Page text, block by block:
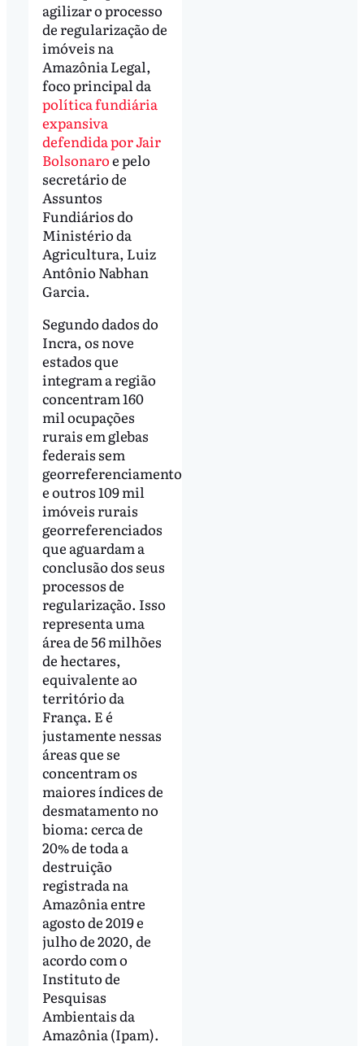
agilizar o processo
de regularização de
imóveis na
Amazônia Legal,
foco principal da
política fundiária
expansiva
defendida por Jair
Bolsonaroe pelo
secretário de
Assuntos
Fundiários do
Ministério da
Agricultura, Luiz
Antônio Nabhan
Garcia.
Segundo dados do
Incra, os nove
estados que
integram a região
concentram 160
mil ocupações
rurais em glebas
federais sem
georreferenciamento
e outros 109 mil
imóveis rurais
georreferenciados
que aguardam a
conclusão dos seus
processos de
regularização. Isso
representa uma
área de 56 milhões
de hectares,
equivalente ao
território da
França. E é
justamente nessas
áreas que se
concentram os
maiores índices de
desmatamento no
bioma: cerca de
20% de toda a
destruição
registrada na
Amazônia entre
agosto de 2019 e
julho de 2020, de
acordo com o
Instituto de
Pesquisas
Ambientais da
Amazônia (Ipam).